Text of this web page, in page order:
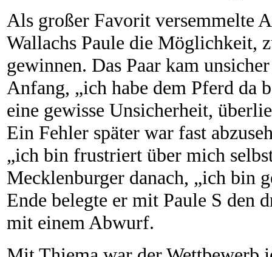
Als großer Favorit versemmelte
Wallachs Paule die Möglichkeit,
gewinnen. Das Paar kam
Anfang, „ich habe dem Pferd da
eine gewisse Unsicherheit,
Ein Fehler später war fast
„ich bin frustriert über mich
Mecklenburger danach, „ich bin
Ende belegte er mit Paule S den
mit einem Abwurf.